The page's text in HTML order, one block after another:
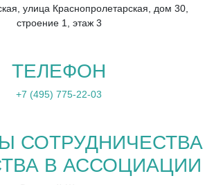
улица Краснопролетарская, дом 30,
строение 1, этаж 3
ТЕЛЕФОН
+7 (495) 775-22-03
СОТРУДНИЧЕСТВА
В АССОЦИАЦИИ